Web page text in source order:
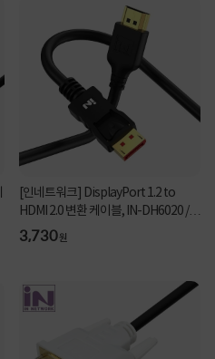
[인네트워크] DisplayPort 1.2 to
HDMI 2.0 변환 케이블, IN-DH6020 /
INC336 [2m]
3,730원